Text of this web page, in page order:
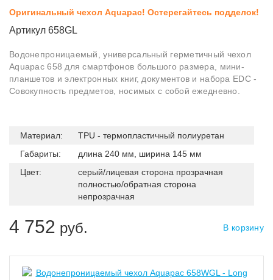
Оригинальный чехол Aquapac! Остерегайтесь подделок!
Артикул 658GL
Водонепроницаемый, универсальный герметичный чехол
Aquapac 658 для смартфонов большого размера, мини-
планшетов и электронных книг, документов и набора EDC -
Совокупность предметов, носимых с собой ежедневно.
Материал:
TPU - термопластичный полиуретан
Габариты:
длина 240 мм, ширина 145 мм
Цвет:
серый/лицевая сторона прозрачная
полностью/обратная сторона
непрозрачная
4 752 руб. В корзину